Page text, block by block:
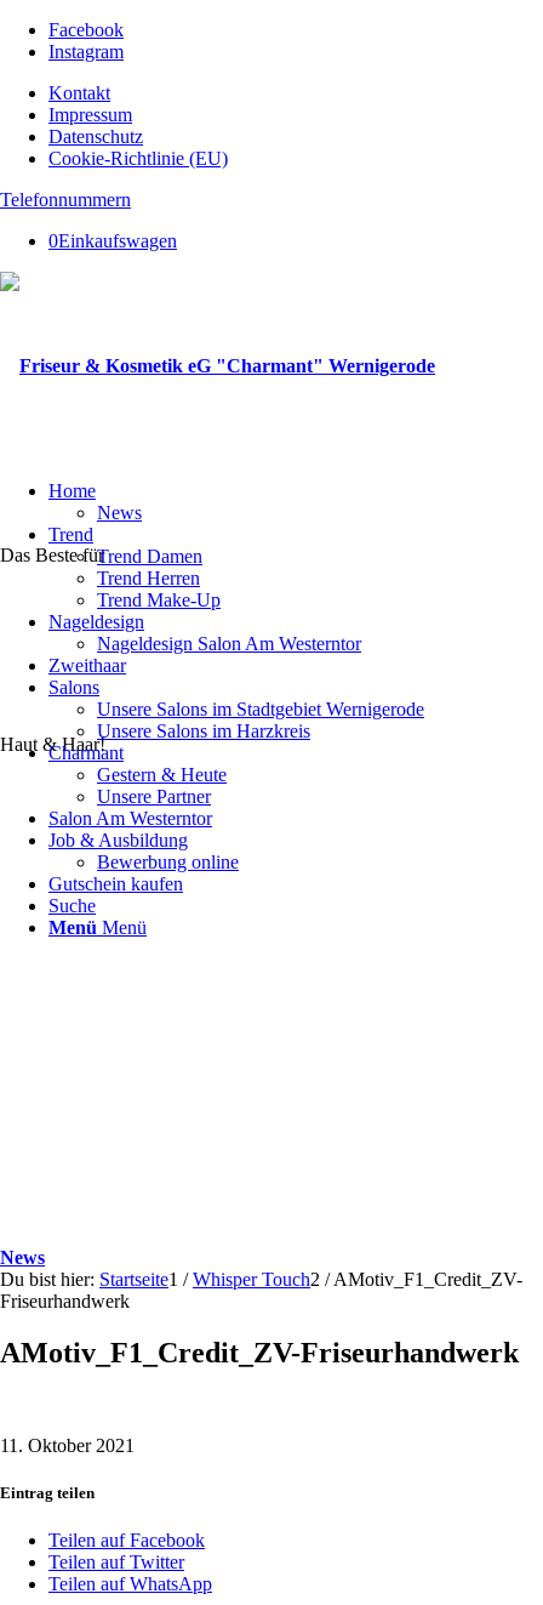
Facebook
Instagram
Kontakt
Impressum
Datenschutz
Cookie-Richtlinie (EU)
Telefonnummern
0Einkaufswagen
Das Beste für
Haut & Haar!
Home
News
Trend
Trend Damen
Trend Herren
Trend Make-Up
Nageldesign
Nageldesign Salon Am Westerntor
Zweithaar
Salons
Unsere Salons im Stadtgebiet Wernigerode
Unsere Salons im Harzkreis
Charmant
Gestern & Heute
Unsere Partner
Salon Am Westerntor
Job & Ausbildung
Bewerbung online
Gutschein kaufen
Suche
Menü Menü
News
Du bist hier: Startseite1 / Whisper Touch2 / AMotiv_F1_Credit_ZV-
Friseurhandwerk
AMotiv_F1_Credit_ZV-Friseurhandwerk
11. Oktober 2021
Eintrag teilen
Teilen auf Facebook
Teilen auf Twitter
Teilen auf WhatsApp